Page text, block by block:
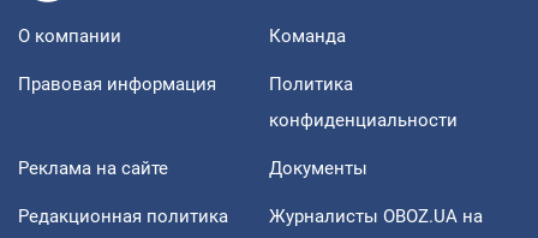
О компании Команда
Правовая информация
Политика
конфиденциальности
Реклама на сайте Документы
Редакционная политика
Журналисты OBOZ.UA на